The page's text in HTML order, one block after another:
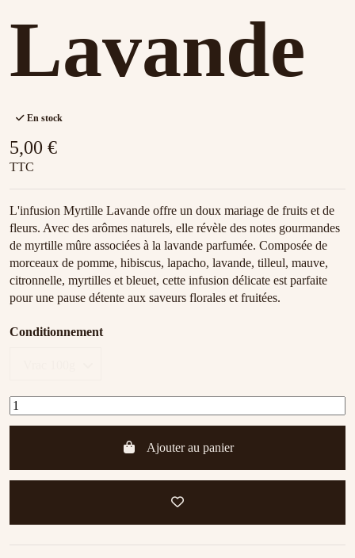
Lavande
En stock
5,00 €
TTC
L'infusion Myrtille Lavande offre un doux mariage de fruits et de
fleurs. Avec des arômes naturels, elle révèle des notes gourmandes
de myrtille mûre associées à la lavande parfumée. Composée de
morceaux de pomme, hibiscus, lapacho, lavande, tilleul, mauve,
citronnelle, myrtilles et bleuet, cette infusion délicate est parfaite
pour une pause détente aux saveurs florales et fruitées.
Conditionnement
Ajouter au panier